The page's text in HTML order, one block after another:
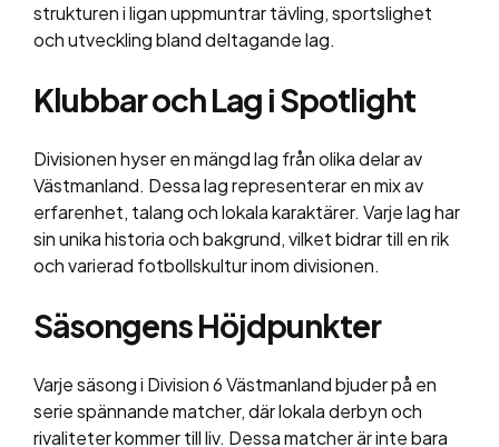
strukturen i ligan uppmuntrar tävling, sportslighet
och utveckling bland deltagande lag.
Klubbar och Lag i Spotlight
Divisionen hyser en mängd lag från olika delar av
Västmanland. Dessa lag representerar en mix av
erfarenhet, talang och lokala karaktärer. Varje lag har
sin unika historia och bakgrund, vilket bidrar till en rik
och varierad fotbollskultur inom divisionen.
Säsongens Höjdpunkter
Varje säsong i Division 6 Västmanland bjuder på en
serie spännande matcher, där lokala derbyn och
rivaliteter kommer till liv. Dessa matcher är inte bara